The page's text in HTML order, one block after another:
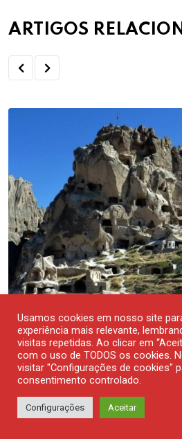
ARTIGOS
TURISMO
7 DE AGOSTO DE 2026
Usamos cookies em nosso site
experiência mais relevante,
visitas repetidas. Ao clicar em
com o uso de TODOS os cookies.
visitar "Configurações de cookies"
consentimento controlado.
Configurações Aceitar